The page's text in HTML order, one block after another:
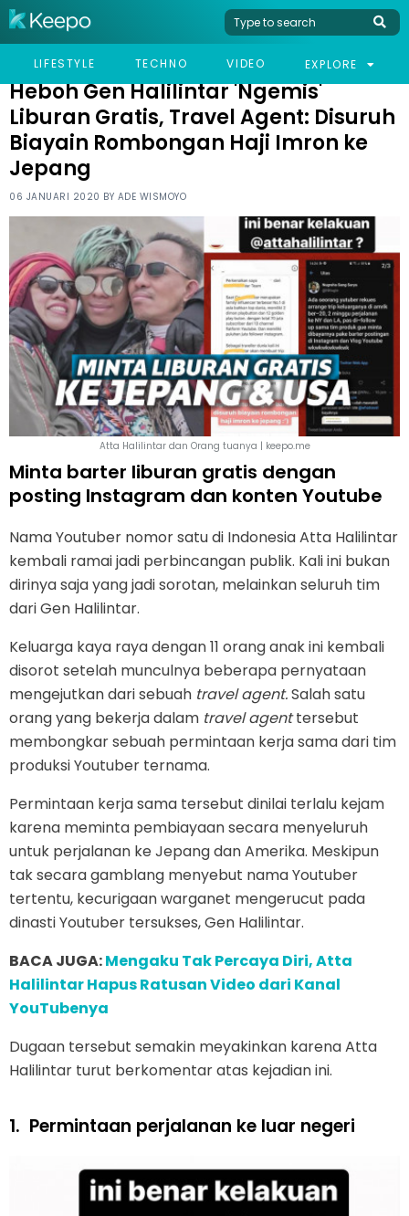
LIFESTYLE TECHNO VIDEO EXPLORE
HOME CELEB
HEBOH GEN HALILINTAR 'NGEMIS' LIBURAN GRATIS, TRAVEL AGENT:
Heboh Gen Halilintar 'Ngemis'
Liburan Gratis, Travel Agent: Disuruh
Biayain Rombongan Haji Imron ke
Jepang
06 JANUARI 2020 BY ADE WISMOYO
Atta Halilintar dan Orang tuanya | keepo.me
Minta barter liburan gratis dengan
posting Instagram dan konten Youtube
Nama Youtuber nomor satu di Indonesia Atta Halilintar
kembali ramai jadi perbincangan publik. Kali ini bukan
dirinya saja yang jadi sorotan, melainkan seluruh tim
dari Gen Halilintar.
Keluarga kaya raya dengan 11 orang anak ini kembali
disorot setelah munculnya beberapa pernyataan
mengejutkan dari sebuah travel agent.Salah satu
orang yang bekerja dalam travel agenttersebut
membongkar sebuah permintaan kerja sama dari tim
produksi Youtuber ternama.
Permintaan kerja sama tersebut dinilai terlalu kejam
karena meminta pembiayaan secara menyeluruh
untuk perjalanan ke Jepang dan Amerika. Meskipun
tak secara gamblang menyebut nama Youtuber
tertentu, kecurigaan warganet mengerucut pada
dinasti Youtuber tersukses, Gen Halilintar.
BACA JUGA:Mengaku Tak Percaya Diri, Atta
Halilintar Hapus Ratusan Video dari Kanal
YouTubenya
Dugaan tersebut semakin meyakinkan karena Atta
Halilintar turut berkomentar atas kejadian ini.
1. Permintaan perjalanan ke luar negeri